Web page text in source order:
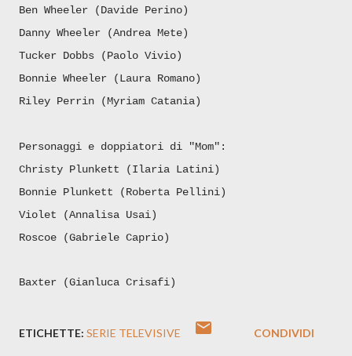
Ben Wheeler (Davide Perino)
Danny Wheeler (Andrea Mete)
Tucker Dobbs (Paolo Vivio)
Bonnie Wheeler (Laura Romano)
Riley Perrin (Myriam Catania)
Personaggi e doppiatori di "Mom":
Christy Plunkett (Ilaria Latini)
Bonnie Plunkett (Roberta Pellini)
Violet (Annalisa Usai)
Roscoe (Gabriele Caprio)
Baxter (Gianluca Crisafi)
ETICHETTE: SERIE TELEVISIVE CONDIVIDI